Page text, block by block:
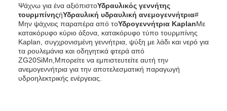
Ψάχνω για ένα αξιόπιστοΥδραυλικός γεννήτης
τουρμπίνηςήΥδραυλική υδραυλική ανεμογεννήτρια#
Μην ψάχνεις παραπέρα από τοΥδρογεννήτρια KaplanΜε
κατακόρυφο κύριο άξονα, κατακόρυφο τύπο τουρμπίνης
Kaplan, συγχρονισμένη γεννήτρια, ψύξη με λάδι και νερό για
τα ρουλεμάνια και οδηγητικά φτερά από
ZG20SiMn,Μπορείτε να εμπιστευτείτε αυτή την
ανεμογεννήτρια για την αποτελεσματική παραγωγή
υδροηλεκτρικής ενέργειας.